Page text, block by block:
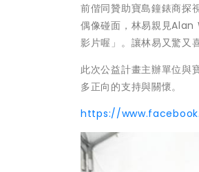
前偕同贊助寶島鐘錶商探
偶像碰面，林易親見Alan
影片喔 」 。讓林易又驚又喜
此次公益計畫主辦單位與
多正向的支持與關懷。
https://